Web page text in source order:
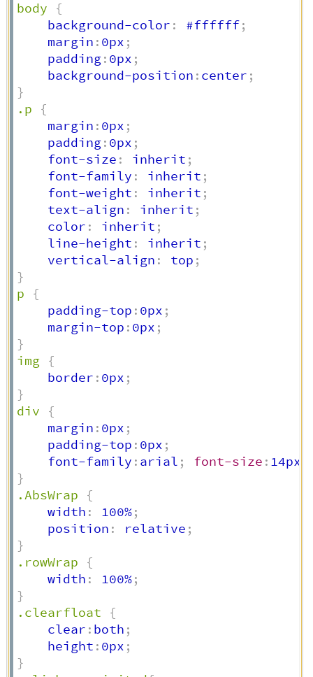
body
{
    background-color
: #ffffff;
    margin
: 0px ;
    padding
: 0px ;
    background-position
: center ;
}
.p
{
    margin
: 0px ;
    padding
: 0px ;
    font-size
: inherit ;
    font-family
: inherit ;
    font-weight
: inherit ;
    text-align
: inherit ;
    color
: inherit ;
    line-height
: inherit ;
    vertical-align
: top ;
}
p
{
    padding-top
: 0px ;
    margin-top
: 0px ;
}
img {
    border
: 0px ;
}
div
{
    margin
: 0px ;
    padding-top
: 0px ;
    font-family
: arial ; font-size : 14px
}
.AbsWrap
{
    width
: 100%;
    position
: relative ;
}
.rowWrap
{
    width
: 100%;
}
.clearfloat
{
    clear
: both ;
    height
: 0px ;
}